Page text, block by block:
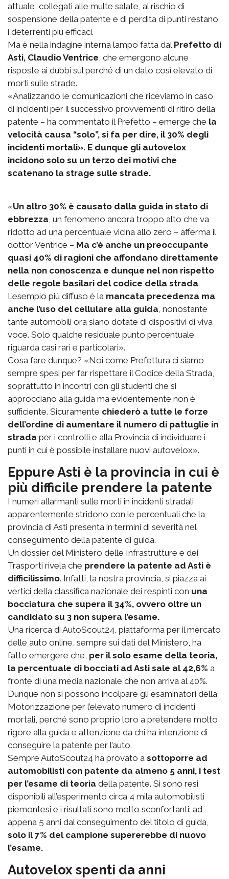
attuale, collegati alle multe salate, al rischio di
sospensione della patente e di perdita di punti restano
i deterrenti più efficaci.
Ma è nella indagine interna lampo fatta dal Prefetto di
Asti, Claudio Ventrice, che emergono alcune
risposte ai dubbi sul perché di un dato così elevato di
morti sulle strade.
«Analizzando le comunicazioni che riceviamo in caso
di incidenti per il successivo provvementi di ritiro della
patente – ha commentato il Prefetto – emerge che la
velocità causa “solo”, si fa per dire, il 30% degli
incidenti mortali». E dunque gli autovelox
incidono solo su un terzo dei motivi che
scatenano la strage sulle strade.
«Un altro 30% è causato dalla guida in stato di
ebbrezza, un fenomeno ancora troppo alto che va
ridotto ad una percentuale vicina allo zero – afferma il
dottor Ventrice – Ma c’è anche un preoccupante
quasi 40% di ragioni che affondano direttamente
nella non conoscenza e dunque nel non rispetto
delle regole basilari del codice della strada.
L’esempio più diffuso è la mancata precedenza ma
anche l’uso del cellulare alla guida, nonostante
tante automobili ora siano dotate di dispositivi di viva
voce. Solo qualche residuale punto percentuale
riguarda casi rari e particolari».
Cosa fare dunque? «Noi come Prefettura ci siamo
sempre spesi per far rispettare il Codice della Strada,
soprattutto in incontri con gli studenti che si
approcciano alla guida ma evidentemente non è
sufficiente. Sicuramente chiederò a tutte le forze
dell’ordine di aumentare il numero di pattuglie in
strada per i controlli e alla Provincia di individuare i
punti in cui è possibile installare nuovi autovelox».
Eppure Asti è la provincia in cui è
più difficile prendere la patente
I numeri allarmanti sulle morti in incidenti stradali
apparentemente stridono con le percentuali che la
provincia di Asti presenta in termini di severità nel
conseguimento della patente di guida.
Un dossier del Ministero delle Infrastrutture e dei
Trasporti rivela che prendere la patente ad Asti è
difficilissimo. Infatti, la nostra provincia, si piazza ai
vertici della classifica nazionale dei respinti con una
bocciatura che supera il 34%, ovvero oltre un
candidato su 3 non supera l’esame.
Una ricerca di AutoScout24, piattaforma per il mercato
delle auto online, sempre sui dati del Ministero, ha
fatto emergere che, per il solo esame della teoria,
la percentuale di bocciati ad Asti sale al 42,6% a
fronte di una media nazionale che non arriva al 40%.
Dunque non si possono incolpare gli esaminatori della
Motorizzazione per l’elevato numero di incidenti
mortali, perché sono proprio loro a pretendere molto
rigore alla guida e attenzione da chi ha intenzione di
conseguire la patente per l’auto.
Sempre AutoScout24 ha provato a sottoporre ad
automobilisti con patente da almeno 5 anni, i test
per l’esame di teoria della patente. Si sono resi
disponibili all’esperimento circa 4 mila automobilisti
piemontesi e i risultati sono molto sconfortanti: ad
appena 5 anni dal conseguimento del titolo di guida,
solo il 7% del campione supererebbe di nuovo
l’esame.
Autovelox spenti da anni